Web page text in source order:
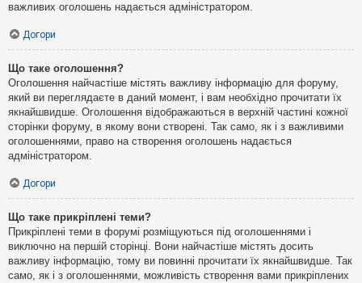
важливих оголошень надається адміністратором.
Догори
Що таке оголошення?
Оголошення найчастіше містять важливу інформацію для форуму,
який ви переглядаєте в даний момент, і вам необхідно прочитати їх
якнайшвидше. Оголошення відображаються в верхній частині кожної
сторінки форуму, в якому вони створені. Так само, як і з важливими
оголошеннями, право на створення оголошень надається
адміністратором.
Догори
Що таке прикріплені теми?
Прикріплені теми в форумі розміщуються під оголошеннями і
виключно на першій сторінці. Вони найчастіше містять досить
важливу інформацію, тому ви повинні прочитати їх якнайшвидше. Так
само, як і з оголошеннями, можливість створення вами прикріплених